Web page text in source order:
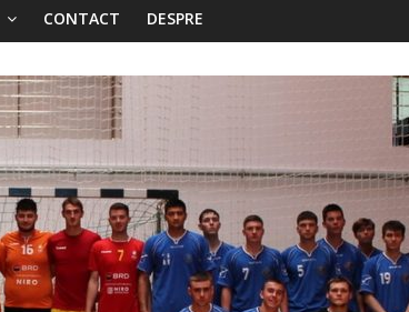
CONTACT DESPRE